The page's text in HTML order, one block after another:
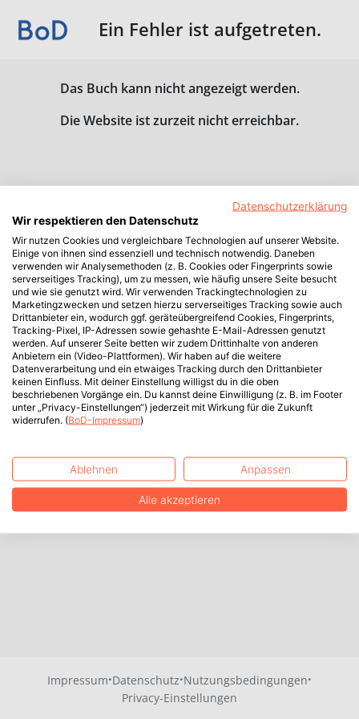
Ein Fehler ist aufgetreten.
Das Buch kann nicht angezeigt werden.
Die Website ist zurzeit nicht erreichbar.
Impressum·Datenschutz·Nutzungsbedingungen·
Privacy-Einstellungen
Datenschutzerklärung
Wir respektieren den Datenschutz
Wir nutzen Cookies und vergleichbare Technologien auf unserer Website.
Einige von ihnen sind essenziell und technisch notwendig. Daneben
verwenden wir Analysemethoden (z. B. Cookies oder Fingerprints sowie
serverseitiges Tracking), um zu messen, wie häufig unsere Seite besucht
und wie sie genutzt wird. Wir verwenden Trackingtechnologien zu
Marketingzwecken und setzen hierzu serverseitiges Tracking sowie auch
Drittanbieter ein, wodurch ggf. geräteübergreifend Cookies, Fingerprints,
Tracking-Pixel, IP-Adressen sowie gehashte E-Mail-Adressen genutzt
werden. Auf unserer Seite betten wir zudem Drittinhalte von anderen
Anbietern ein (Video-Plattformen). Wir haben auf die weitere
Datenverarbeitung und ein etwaiges Tracking durch den Drittanbieter
keinen Einfluss. Mit deiner Einstellung willigst du in die oben
beschriebenen Vorgänge ein. Du kannst deine Einwilligung (z. B. im Footer
unter „Privacy-Einstellungen“) jederzeit mit Wirkung für die Zukunft
widerrufen. (BoD-Impressum)
Ablehnen Anpassen
Alle akzeptieren